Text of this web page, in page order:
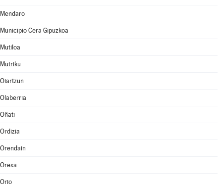
Mendaro
Municipio Cera Gipuzkoa
Mutiloa
Mutriku
Oiartzun
Olaberria
Oñati
Ordizia
Orendain
Orexa
Orio